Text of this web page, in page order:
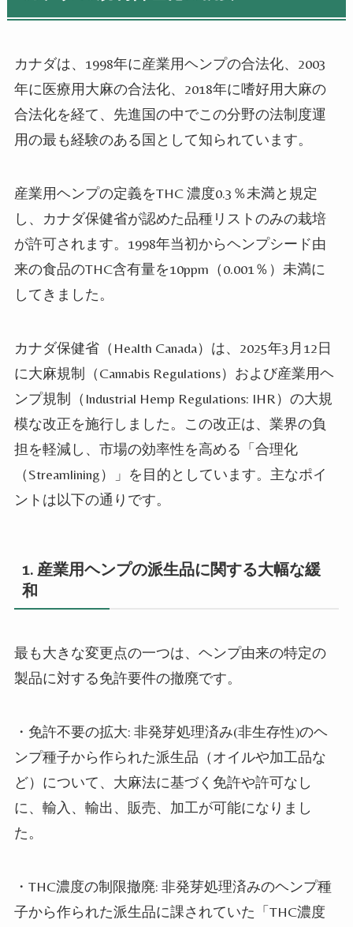
カナダは、 1998年に産業用ヘンプの合法化、 2003
年に医療用大麻の合法化、 2018年に嗜好用大麻の
合法化を経て、先進国の中でこの分野の法制度運
用の最も経験のある国として知られています。
産業用ヘンプの定義をTHC濃度0.3 ％未満と規定
し、カナダ保健省が認めた品種リストのみの栽培
が許可されます。 1998年当初からヘンプシード由
来の食品のTHC含有量を10ppm （0.001 ％）未満に
してきました。
カナダ保健省（ Health Canada）は、 2025年3 月 12日
に大麻規制（Cannabis Regulations）および産業用ヘ
ンプ規制（ Industrial Hemp Regulations: IHR）の大規
模な改正を施行しました。この改正は、業界の負
担を軽減し、市場の効率性を高める「合理化
（Streamlining）」を目的としています。主なポイ
ントは以下の通りです。
1. 産業用ヘンプの派生品に関する大幅な緩
和
最も大きな変更点の一つは、ヘンプ由来の特定の
製品に対する免許要件の撤廃です。
・免許不要の拡大: 非発芽処理済み(非生存性)のヘ
ンプ種子から作られた派生品（オイルや加工品な
ど）について、大麻法に基づく免許や許可なし
に、輸入、輸出、販売、加工が可能になりまし
た。
・ THC濃度の制限撤廃: 非発芽処理済みのヘンプ種
子から作られた派生品に課されていた「 THC濃度